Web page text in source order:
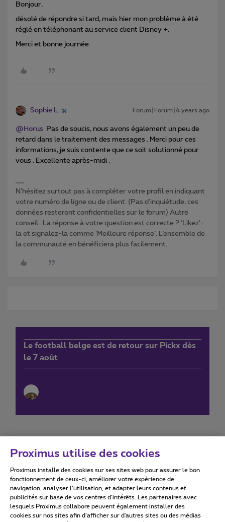
Bonjour,
désolé de répondre si tard, mais hier mon problème à été
réglé en téléphonant au service client Disney +.
Merci et bonne journée.
Sophie L. Forum|Forum|4 years ago
@Horus Pas de soucis, nous avons également un peu de
retard dans le traitement des messages . Merci pour ces
informations, je suis contente que ce soit solutionné pour
vous . Excellente après-midi .
N'hésitez surtout pas à compléter votre profil en indiquant
votre numéro de ligne ou de client. (Pas d'inquiétude, ces
données resteront confidentielles sur le forum) Autre
conseil : La réponse à votre question est correcte ? ‘Likez’-
la et signalez-la comme ‘Meilleure réponse’. L’ensemble de
la communauté en bénéficiera plus facilement.
Le football belge est de retour sur Pickx dès
le 7 août
Conditions d'utilisation Accessibility statement
Proximus utilise des cookies
Proximus installe des cookies sur ses sites web pour assurer le bon
fonctionnement de ceux-ci, améliorer votre expérience de
navigation, analyser l’utilisation, et adapter leurs contenus et
publicités sur base de vos centres d’intérêts. Les partenaires avec
lesquels Proximus collabore peuvent également installer des
cookies sur nos sites afin d’afficher sur d'autres sites ou des médias